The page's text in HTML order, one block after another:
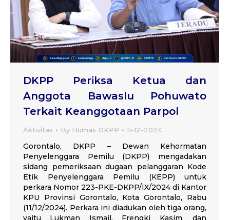
DKPP Periksa Ketua dan
Anggota Bawaslu Pohuwato
Terkait Keanggotaan Parpol
Aktivitas By Humas DKPP 11-12-2024
Gorontalo, DKPP – Dewan Kehormatan
Penyelenggara Pemilu (DKPP) mengadakan
sidang pemeriksaan dugaan pelanggaran Kode
Etik Penyelenggara Pemilu (KEPP) untuk
perkara Nomor 223-PKE-DKPP/IX/2024 di Kantor
KPU Provinsi Gorontalo, Kota Gorontalo, Rabu
(11/12/2024). Perkara ini diadukan oleh tiga orang,
yaitu Lukman Ismail, Frengki Kasim, dan